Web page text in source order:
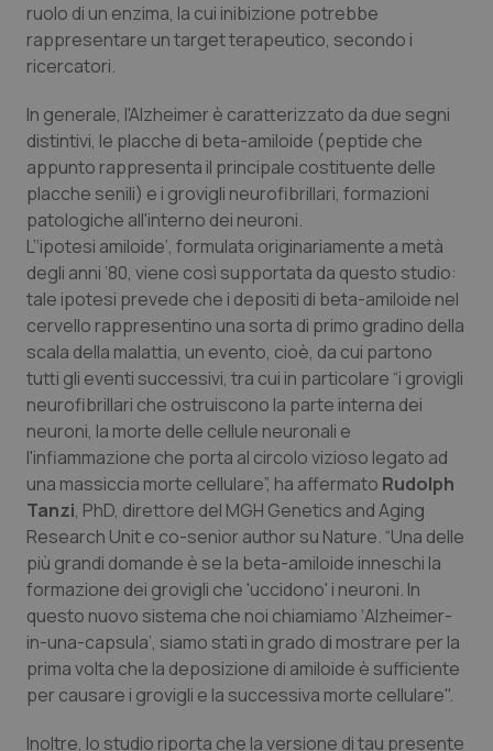
Friuli Venezia Giulia
Lazio
Liguria
Lombardia
Marche
Molise
Piemonte
Provincia Autonoma di Bolzano
Provincia Autonoma di Trento
Puglia
Sardegna
Sicilia
Toscana
Dermatite Atopica
Diabete & glucometri
Disturbi dell’umore
Dolore
Donna & Salute
Epatiti
HIV
Infezioni & Febbre
Ipertensione & Scompenso
Malattie rare
Malattia di Crohn & Rettocolite Ulcerosa
Neuroscienze & patologie neurodegenerative
Obesità
ruolo di un enzima, la cui inibizione potrebbe
rappresentare un target terapeutico, secondo i
ricercatori.
In generale, l'Alzheimer è caratterizzato da due segni
distintivi, le placche di beta-amiloide (peptide che
appunto rappresenta il principale costituente delle
placche senili) e i grovigli neurofibrillari, formazioni
patologiche all'interno dei neuroni.
L’‘ipotesi amiloide’, formulata originariamente a metà
degli anni ’80, viene così supportata da questo studio:
tale ipotesi prevede che i depositi di beta-amiloide nel
cervello rappresentino una sorta di primo gradino della
scala della malattia, un evento, cioè, da cui partono
tutti gli eventi successivi, tra cui in particolare “i grovigli
neurofibrillari che ostruiscono la parte interna dei
neuroni, la morte delle cellule neuronali e
l'infiammazione che porta al circolo vizioso legato ad
una massiccia morte cellulare”, ha affermato Rudolph
Tanzi, PhD, direttore del MGH Genetics and Aging
Research Unit e co-senior author su Nature. “Una delle
più grandi domande è se la beta-amiloide inneschi la
formazione dei grovigli che 'uccidono' i neuroni. In
questo nuovo sistema che noi chiamiamo ‘Alzheimer-
in-una-capsula’, siamo stati in grado di mostrare per la
prima volta che la deposizione di amiloide è sufficiente
per causare i grovigli e la successiva morte cellulare".
Inoltre, lo studio riporta che la versione di tau presente